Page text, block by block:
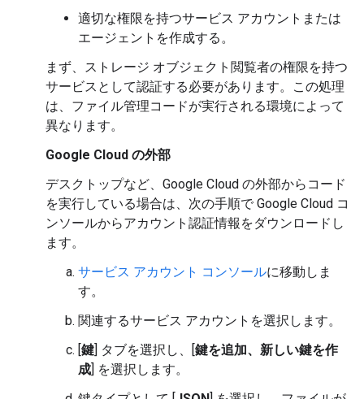
適切な権限を持つサービス アカウントまたは
エージェントを作成する。
まず、ストレージ オブジェクト閲覧者の権限を持つ
サービスとして認証する必要があります。この処理
は、ファイル管理コードが実行される環境によって
異なります。
Google Cloud の外部
デスクトップなど、Google Cloud の外部からコード
を実行している場合は、次の手順で Google Cloud コ
ンソールからアカウント認証情報をダウンロードし
ます。
サービス アカウント コンソールに移動しま
す。
関連するサービス アカウントを選択します。
[鍵] タブを選択し、[鍵を追加、新しい鍵を作
成] を選択します。